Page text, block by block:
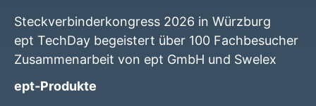
Steckverbinderkongress 2026 in Würzburg
ept TechDay begeistert über 100 Fachbesucher
Zusammenarbeit von ept GmbH und Swelex
ept-Produkte